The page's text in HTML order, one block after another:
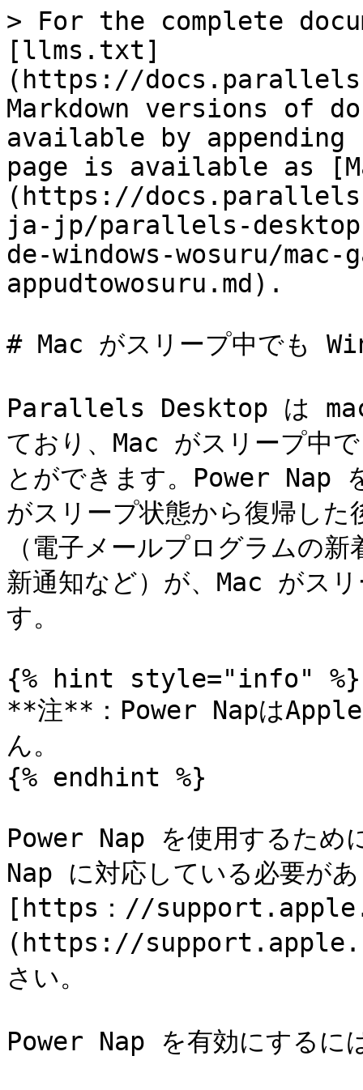
> For the complete
[llms.txt]
(https://
Markdown versions of
available by
page is available as
(https://
ja-jp/parallels-
de-windows-wosuru/mac-
appudtowosuru.md).
# Mac がスリープ中でも
Parallels Desktop は
ており、Mac がスリープ中
とができます。Power Nap
がスリープ状態から復帰し
（電子メールプログラムの
新通知など）が、Mac がス
す。
{% hint style="info" %}
**注**：Power Napは
ん。
{% endhint %}
Power Nap を使用するため
Nap に対応している必要が
[https：//
(https://
さい。
Power Nap を有効にするに